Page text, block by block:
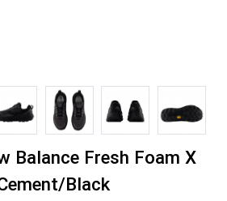
Balance Fresh Foam X
Black